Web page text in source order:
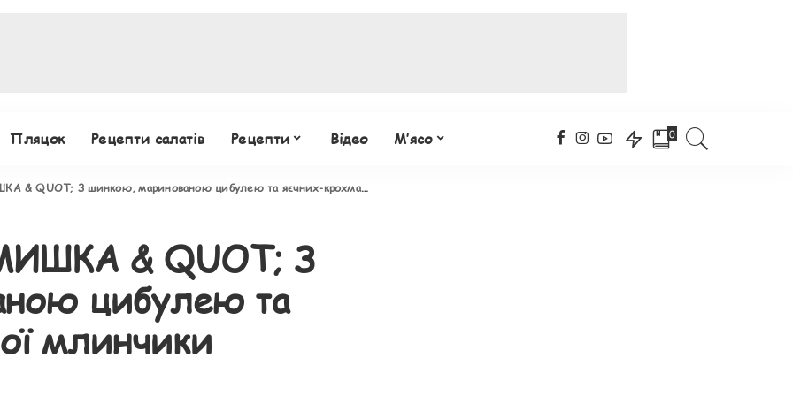
Пляцок Рецепти салатів Рецепти Відео М’ясо 0
З шинкою, маринованою цибулею та яєчних-крохмальної млинчики
& QUOT; З
цибулею та
млинчики